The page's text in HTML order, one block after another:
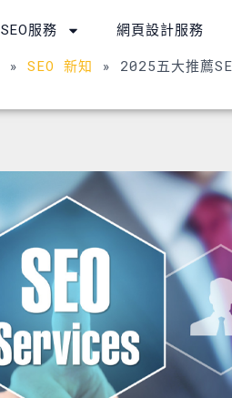
SEO服務 網頁設計服務
»SEO 新知 » 2025五大推薦